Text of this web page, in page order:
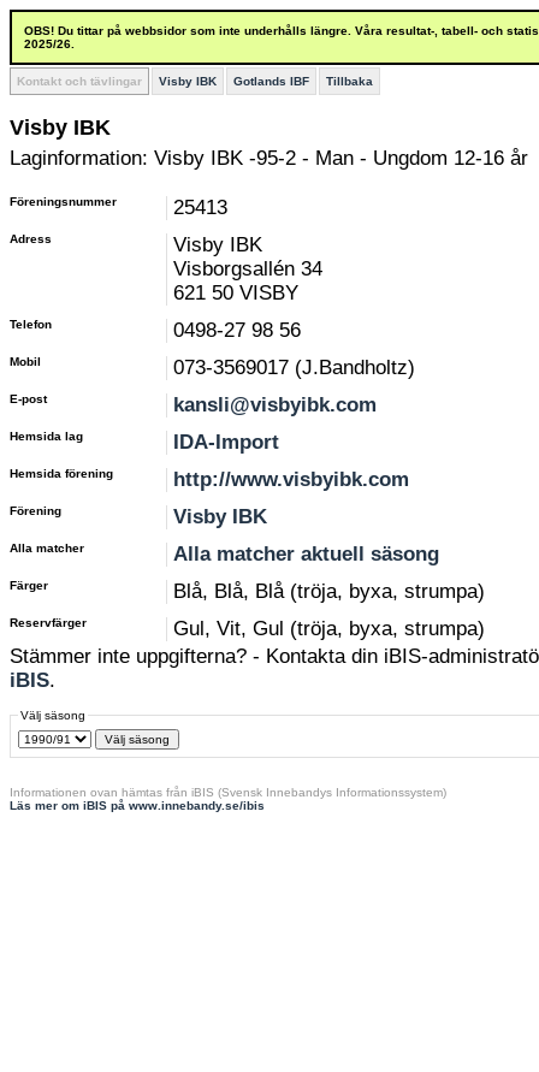
OBS! Du tittar på webbsidor som inte underhålls längre. Våra resultat-, tabell- och
2025/26.
Kontakt och tävlingar Visby IBK Gotlands IBF Tillbaka
Visby IBK
Laginformation: Visby IBK -95-2 - Man - Ungdom 12-16 år
Föreningsnummer 25413
Adress
Visby IBK
Visborgsallén 34
621 50 VISBY
Telefon 0498-27 98 56
Mobil 073-3569017 (J.Bandholtz)
E-post kansli@visbyibk.com
Hemsida lag IDA-Import
Hemsida förening http://www.visbyibk.com
Förening Visby IBK
Alla matcher Alla matcher aktuell säsong
Färger Blå, Blå, Blå (tröja, byxa, strumpa)
Reservfärger
Gul, Vit, Gul (tröja, byxa, strumpa)
Stämmer inte uppgifterna? - Kontakta din iBIS-
iBIS.
Välj säsong
Informationen ovan hämtas från iBIS (Svensk Innebandys Informationssystem)
Läs mer om iBIS på www.innebandy.se/ibis